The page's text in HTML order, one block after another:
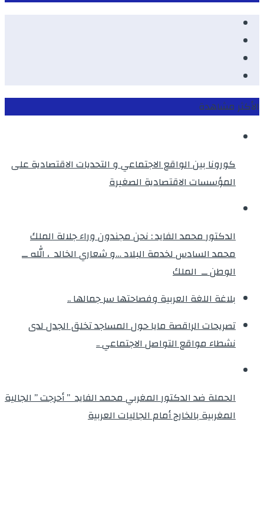
الأكثر مشاهدة
كورونا بين الواقع الاجتماعي و التحديات الاقتصادية على
المؤسسات الاقتصادية الصغيرة
الدكتور محمد الفايد : نحن مجندون وراء جلالة الملك
محمد السادس لخدمة البلاد …و شعاري الخالد ، الله ــ
الوطن ــ الملك
بلاغة اللغة العربية وفصاحتها سر جمالها ..
تصريحات الراقصة مايا حول المساجد تخلق الجدل لدى
نشطاء مواقع التواصل الاجتماعي ..
الحملة ضد الدكتور المغربي محمد الفايد ” أحرجت ” الجالية
المغربية بالخارج أمام الجاليات العربية